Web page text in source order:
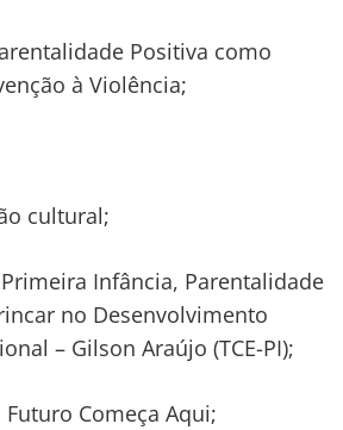
Positiva como
à Violência;
cultural;
Infância, Parentalidade
no Desenvolvimento
– Gilson Araújo (TCE-PI);
Futuro Começa Aqui;